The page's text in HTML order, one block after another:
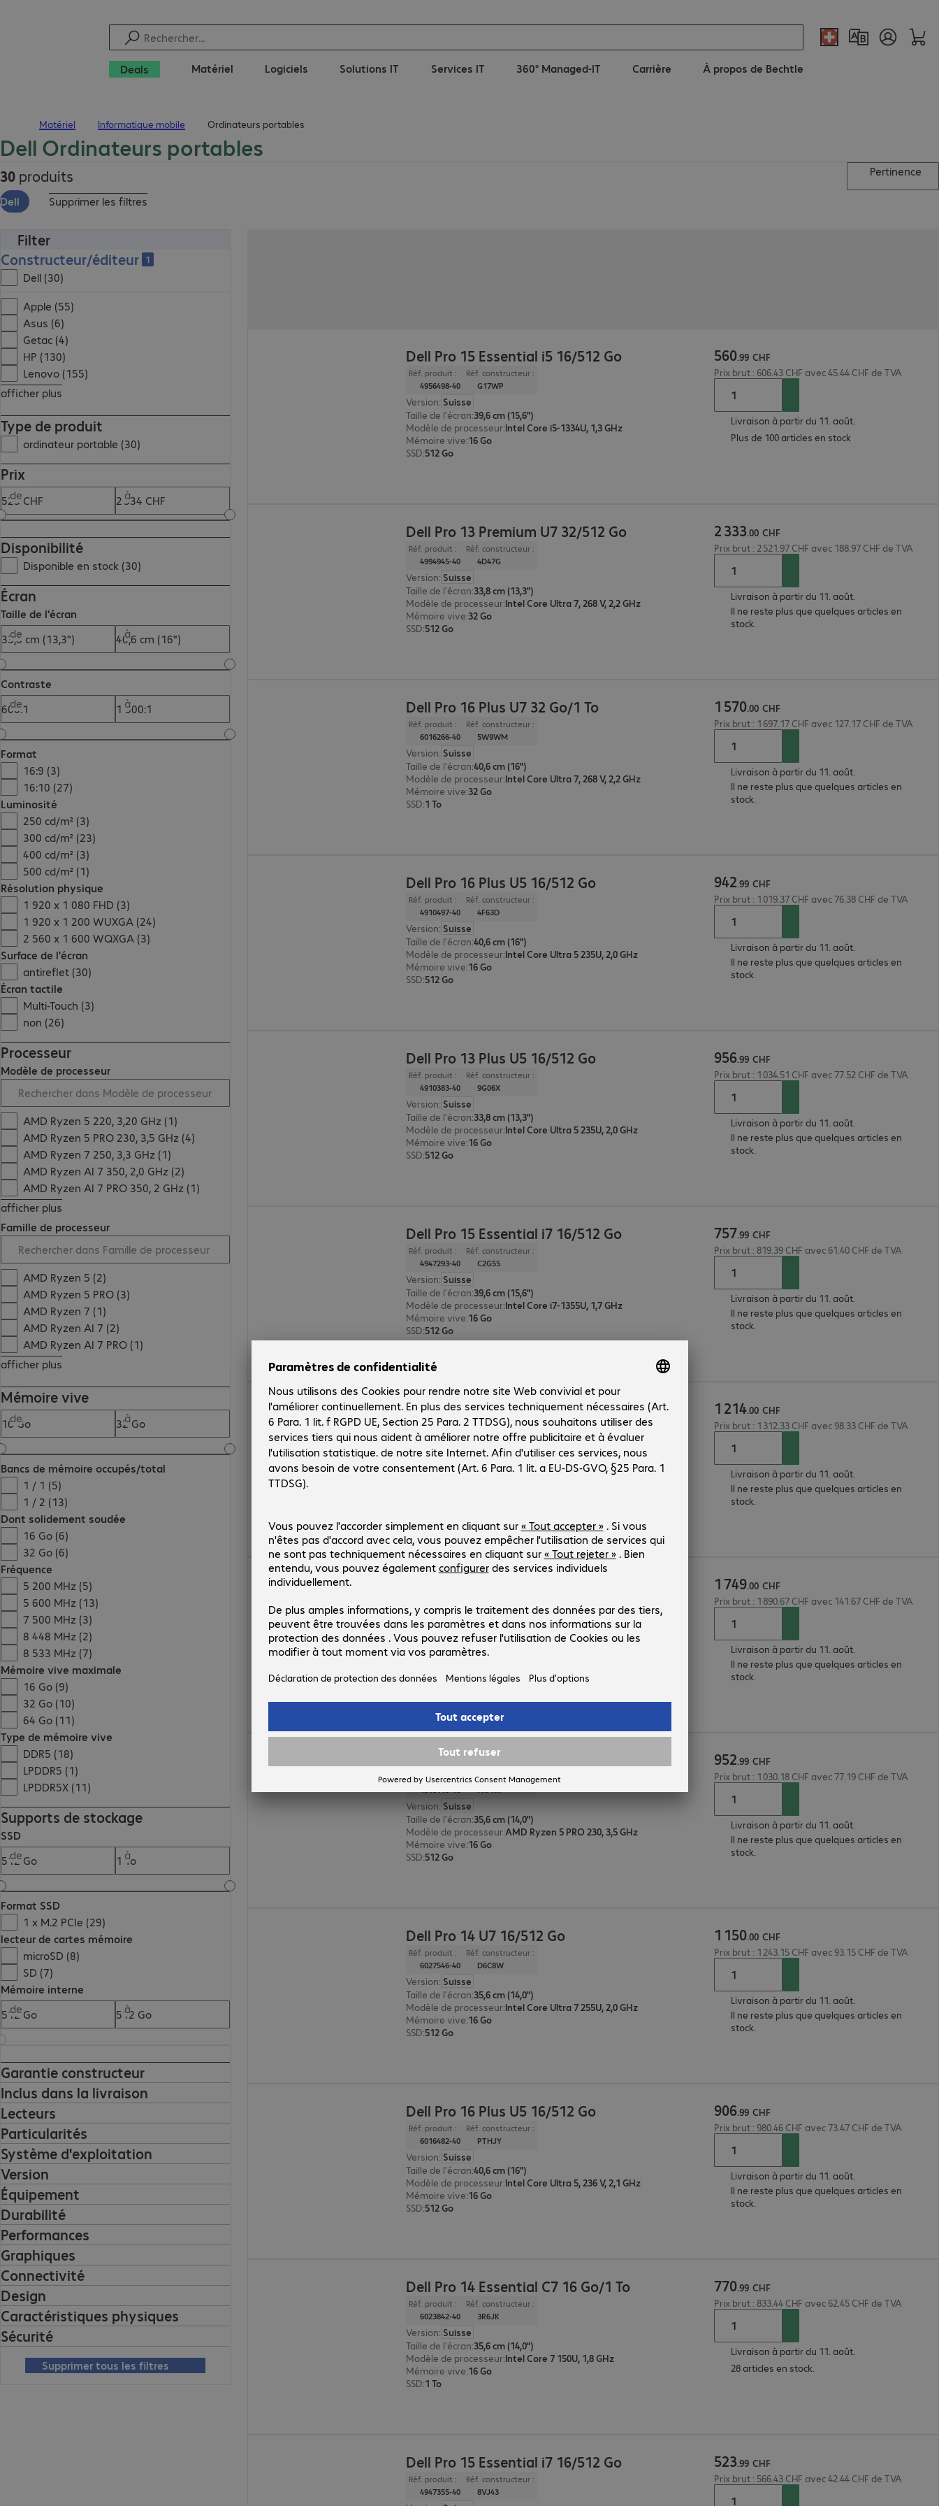
Deals Matériel Logiciels Solutions IT Services IT 360° Managed-IT Carrière À propos de Bechtle
Matériel Informatique mobile Ordinateurs portables
Dell Ordinateurs portables
30 produits Pertinence
Dell Supprimer les filtres
Filter
Constructeur/éditeur 1
Dell (30)
Apple (55)
Asus (6)
Getac (4)
HP (130)
Lenovo (155)
afficher plus
Type de produit
ordinateur portable (30)
Prix
de à
Disponibilité
Disponible en stock (30)
Écran
Taille de l'écran
de
à
Contraste
de
à
Format
16:9 (3)
16:10 (27)
Luminosité
250 cd/m² (3)
300 cd/m² (23)
400 cd/m² (3)
500 cd/m² (1)
Résolution physique
1 920 x 1 080 FHD (3)
1 920 x 1 200 WUXGA (24)
2 560 x 1 600 WQXGA (3)
Surface de l'écran
antireflet (30)
Écran tactile
Multi-Touch (3)
non (26)
Processeur
Modèle de processeur
AMD Ryzen 5 220, 3,20 GHz (1)
AMD Ryzen 5 PRO 230, 3,5 GHz (4)
AMD Ryzen 7 250, 3,3 GHz (1)
AMD Ryzen AI 7 350, 2,0 GHz (2)
AMD Ryzen AI 7 PRO 350, 2 GHz (1)
afficher plus
Famille de processeur
AMD Ryzen 5 (2)
AMD Ryzen 5 PRO (3)
AMD Ryzen 7 (1)
AMD Ryzen AI 7 (2)
AMD Ryzen AI 7 PRO (1)
afficher plus
Mémoire vive
de à
Bancs de mémoire occupés/total
1 / 1 (5)
1 / 2 (13)
Dont solidement soudée
16 Go (6)
32 Go (6)
Fréquence
5 200 MHz (5)
5 600 MHz (13)
7 500 MHz (3)
8 448 MHz (2)
8 533 MHz (7)
Mémoire vive maximale
16 Go (9)
32 Go (10)
64 Go (11)
Type de mémoire vive
DDR5 (18)
LPDDR5 (1)
LPDDR5X (11)
Supports de stockage
SSD
de
à
Format SSD
1 x M.2 PCIe (29)
lecteur de cartes mémoire
microSD (8)
SD (7)
Mémoire interne
de
à
Garantie constructeur
Inclus dans la livraison
Lecteurs
Particularités
Système d'exploitation
Version
Équipement
Durabilité
Performances
Graphiques
Connectivité
Design
Caractéristiques physiques
Sécurité
Supprimer tous les filtres
Dell Pro 15 Essential i5 16/512 Go
Réf. produit :
4956498-40
Réf. constructeur :
G17WP
Version: Suisse
Taille de l'écran:39,6 cm (15,6")
Modèle de processeur:Intel Core i5-1334U, 1,3 GHz
Mémoire vive:16 Go
SSD:512 Go
560.99 CHF
Prix brut : 606.43 CHF avec 45.44 CHF de TVA
Livraison à partir du 11. août.
Plus de 100 articles en stock
Dell Pro 13 Premium U7 32/512 Go
Réf. produit :
4994945-40
Réf. constructeur :
4D47G
Version: Suisse
Taille de l'écran:33,8 cm (13,3")
Modèle de processeur:Intel Core Ultra 7, 268 V, 2,2 GHz
Mémoire vive:32 Go
SSD:512 Go
2333.00 CHF
Prix brut : 2 521.97 CHF avec 188.97 CHF de TVA
Livraison à partir du 11. août.
Il ne reste plus que quelques articles en
stock.
Dell Pro 16 Plus U7 32 Go/1 To
Réf. produit :
6016266-40
Réf. constructeur :
5W9WM
Version: Suisse
Taille de l'écran:40,6 cm (16")
Modèle de processeur:Intel Core Ultra 7, 268 V, 2,2 GHz
Mémoire vive:32 Go
SSD:1 To
1 570.00 CHF
Prix brut : 1 697.17 CHF avec 127.17 CHF de TVA
Livraison à partir du 11. août.
Il ne reste plus que quelques articles en
stock.
Dell Pro 16 Plus U5 16/512 Go
Réf. produit :
4910497-40
Réf. constructeur :
4F63D
Version: Suisse
Taille de l'écran:40,6 cm (16")
Modèle de processeur:Intel Core Ultra 5 235U, 2,0 GHz
Mémoire vive:16 Go
SSD:512 Go
942.99 CHF
Prix brut : 1 019.37 CHF avec 76.38 CHF de TVA
Livraison à partir du 11. août.
Il ne reste plus que quelques articles en
stock.
Dell Pro 13 Plus U5 16/512 Go
Réf. produit :
4910383-40
Réf. constructeur :
9G06X
Version: Suisse
Taille de l'écran:33,8 cm (13,3")
Modèle de processeur:Intel Core Ultra 5 235U, 2,0 GHz
Mémoire vive:16 Go
SSD:512 Go
956.99 CHF
Prix brut : 1 034.51 CHF avec 77.52 CHF de TVA
Livraison à partir du 11. août.
Il ne reste plus que quelques articles en
stock.
Dell Pro 15 Essential i7 16/512 Go
Réf. produit :
4947293-40
Réf. constructeur :
C2G55
Version: Suisse
Taille de l'écran:39,6 cm (15,6")
Modèle de processeur:Intel Core i7-1355U, 1,7 GHz
Mémoire vive:16 Go
SSD:512 Go
757.99 CHF
Prix brut : 819.39 CHF avec 61.40 CHF de TVA
Livraison à partir du 11. août.
Il ne reste plus que quelques articles en
stock.
Dell Pro 13 Plus U5 16/512 Go
Réf. produit :
6020966-40
Réf. constructeur :
K65VH
Version: Suisse
Taille de l'écran:33,8 cm (13,3")
1 214.00 CHF
1 214.00 CHF
Prix brut : 1 312.33 CHF avec 98.33 CHF de TVA
Livraison à partir du 11. août.
Il ne reste plus que quelques articles en
stock.
4995189-40
XR5FC
Version:Suisse
Taille de l'écran:35,6 cm (14,0")
Modèle de processeur
SSD:512 Go
1 749.00 CHF
1 749.00 CHF
Prix brut : 1 890.67 CHF avec 141.67 CHF de TVA
Livraison à partir du 11. août.
Il ne reste plus que quelques articles en
stock.
Dell Pro 14 R5P 16/512 Go
Réf. produit :
4948140-40
Réf. constructeur :
7XPXK
Version: Suisse
Taille de l'écran:35,6 cm (14,0")
Modèle de processeur:AMD Ryzen 5 PRO 230, 3,5 GHz
Mémoire vive:16 Go
SSD:512 Go
952.99 CHF
952.99 CHF
Prix brut : 1 030.18 CHF avec 77.19 CHF de TVA
Livraison à partir du 11. août.
Il ne reste plus que quelques articles en
stock.
Dell Pro 14 U7 16/512 Go
Réf. produit :
6027546-40
Réf. constructeur :
D6C8W
Version: Suisse
Taille de l'écran:35,6 cm (14,0")
Modèle de processeur:Intel Core Ultra 7 255U, 2,0 GHz
Mémoire vive:16 Go
SSD:512 Go
1 150.00 CHF
Prix brut : 1 243.15 CHF avec 93.15 CHF de TVA
Livraison à partir du 11. août.
Il ne reste plus que quelques articles en
stock.
Dell Pro 16 Plus U5 16/512 Go
Réf. produit :
6016482-40
Réf. constructeur :
PTHJY
Version: Suisse
Taille de l'écran:40,6 cm (16")
Modèle de processeur:Intel Core Ultra 5, 236 V, 2,1 GHz
Mémoire vive:16 Go
SSD:512 Go
906.99 CHF
Prix brut : 980.46 CHF avec 73.47 CHF de TVA
Livraison à partir du 11. août.
Il ne reste plus que quelques articles en
stock.
Dell Pro 14 Essential C7 16 Go/1 To
Réf. produit :
6023842-40
Réf. constructeur :
3R6JK
Version: Suisse
Taille de l'écran:35,6 cm (14,0")
Modèle de processeur:Intel Core 7 150U, 1,8 GHz
Mémoire vive:16 Go
SSD:1 To
770.99 CHF
Prix brut : 833.44 CHF avec 62.45 CHF de TVA
Livraison à partir du 11. août.
28 articles en stock.
Dell Pro 15 Essential i7 16/512 Go
Réf. produit :
4947355-40
Réf. constructeur :
8VJ43
523.99 CHF
Prix brut : 566.43 CHF avec 42.44 CHF de TVA